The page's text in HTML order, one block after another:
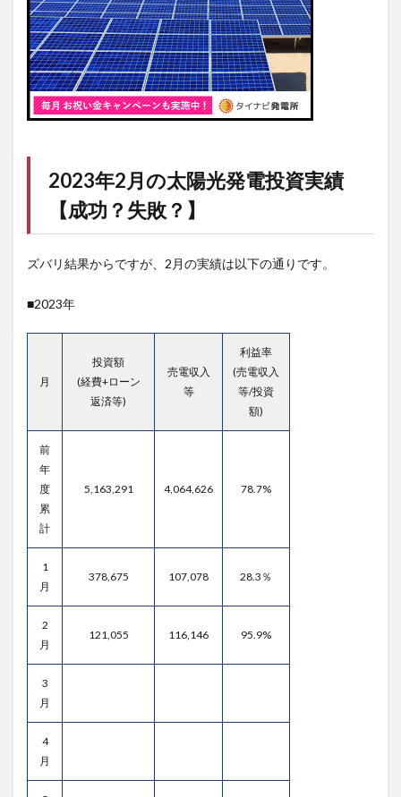
2023年2月の太陽光発電投資実績
【成功？失敗？】
ズバリ結果からですが、2月の実績は以下の通りです。
■2023年
月
投資額
(経費+ローン
返済等)
売電収入
等
利益率
(売電収入
等/投資
額)
前
年
度
累
計
5,163,291 4,064,626 78.7%
1
月
378,675 107,078 28.3％
2
月
121,055 116,146 95.9%
3
月
4
月